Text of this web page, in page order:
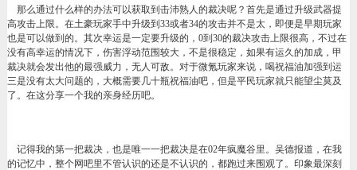
那么通过什么样的办法可以获取到击沛熟人的裁决呢？首先是通过升级武器提
高攻击上限。在土豪玩家手中升级到33或者34的攻击并不是太，即便是早期玩家
也是可以做到的。其次幸运是一定要升级的，0到30的裁决攻击上限很高，不过在
没有高幸运的情况下，伤害浮动范围较大，不是很稳定，如果有运久的加成，甲
裁决就会发出他的最强威力，无人可敌。对于微氪玩家来说，喝祝福油加强到运
三是没有太大问题的，大概需要几十瓶祝福油吧，但是平民玩家就只能望尘莫及
了。在这分享一个我的亲身经历吧。
记得我的第一把裁决，也是唯一一把裁决是在02年疯魔谷里。吴德报道，在我
的记忆中，整个网吧里不管认识的还是不认识的，都跑过来围观了。印象最深刻